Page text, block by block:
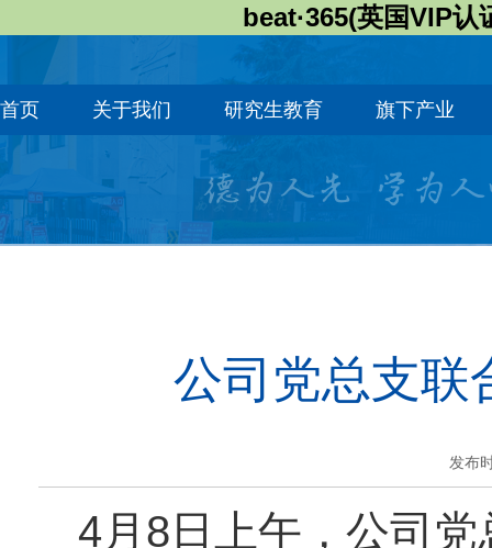
beat·365(英国VIP
首页 关于我们 研究生教育 旗下产业
公司党总支联
发布
4月8日上午，公司